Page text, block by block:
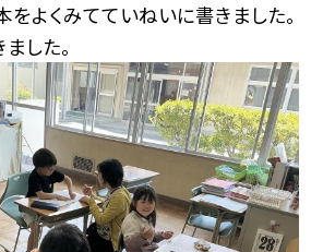
よくみてていねいに書きました。
した。